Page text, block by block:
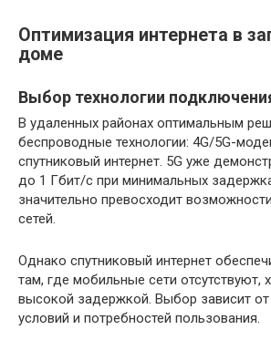
Оптимизация интернета в
доме
Выбор технологии
В удаленных районах оптимальным
беспроводные технологии: 4G/5G-
спутниковый интернет. 5G уже
до 1 Гбит/с при минимальных
значительно превосходит
сетей.
Однако спутниковый интернет
там, где мобильные сети отсутствуют,
высокой задержкой. Выбор зависит
условий и потребностей пользования.